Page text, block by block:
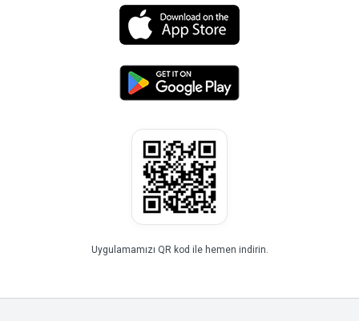
Uygulamamızı QR kod ile hemen indirin.